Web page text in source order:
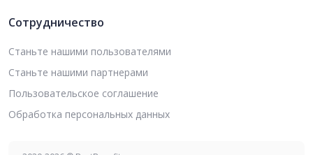
Сотрудничество
Станьте нашими пользователями
Станьте нашими партнерами
Пользовательское соглашение
Обработка персональных данных